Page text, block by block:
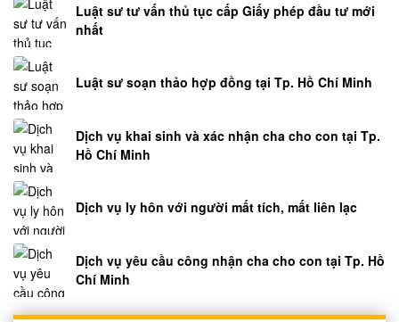
Luật sư tư vấn thủ tục cấp Giấy phép đầu tư mới
nhất
Luật sư soạn thảo hợp đồng tại Tp. Hồ Chí Minh
Dịch vụ khai sinh và xác nhận cha cho con tại Tp.
Hồ Chí Minh
Dịch vụ ly hôn với người mất tích, mất liên lạc
Dịch vụ yêu cầu công nhận cha cho con tại Tp. Hồ
Chí Minh